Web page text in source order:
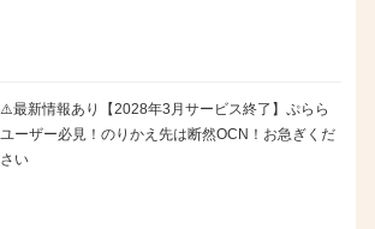
⚠️最新情報あり【2028年3月サービス終了】ぷらら
ユーザー必見！のりかえ先は断然OCN！お急ぎくだ
さい